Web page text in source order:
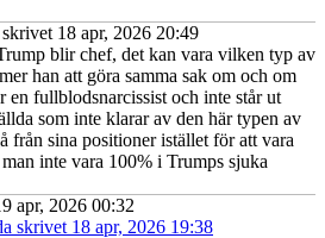
skrivet 18 apr, 2026 20:49
blir chef, det kan vara vilken typ av
han att göra samma sak om och om
en fullblodsnarcissist och inte står ut
som inte klarar av den här typen av
från sina positioner istället för att vara
inte vara 100% i Trumps sjuka
apr, 2026 00:32
skrivet 18 apr, 2026 19:38